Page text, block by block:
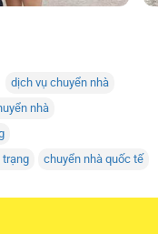
dịch vụ chuyển nhà
nhà
trạng
chuyển nhà quốc tế